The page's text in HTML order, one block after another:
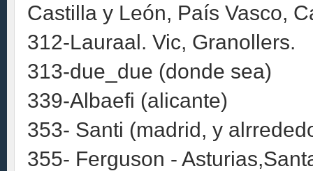
Castilla y León, País Vasco,
312-Lauraal. Vic, Granollers.
313-due_due (donde sea)
339-Albaefi (alicante)
353- Santi (madrid, y
355- Ferguson -